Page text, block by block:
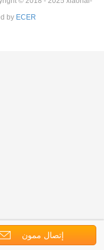
إتصال ممون
by ECER